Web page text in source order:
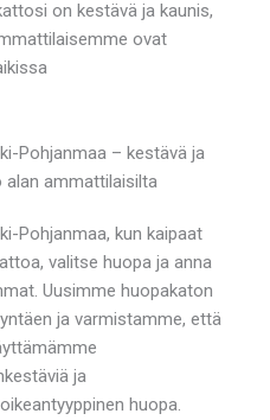
on kestävä ja kaunis,
ovat
Pohjanmaa – kestävä ja
alan ammattilaisilta
Pohjanmaa, kun kaipaat
valitse huopa ja anna
Uusimme huopakaton
ja varmistamme, että
ja
huopa.